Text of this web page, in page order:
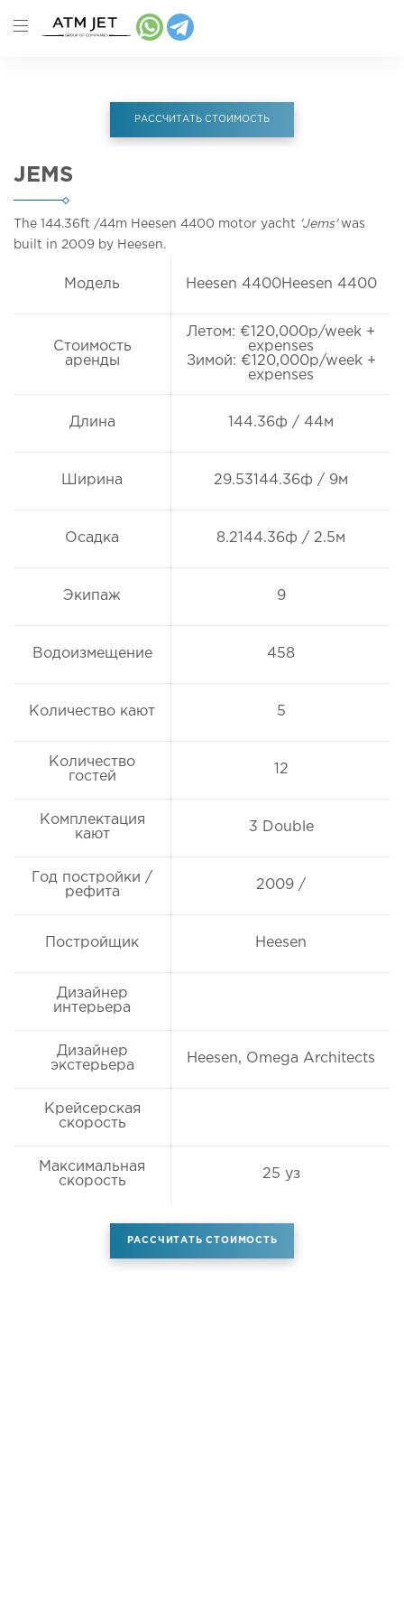
РАССЧИТАТЬ СТОИМОСТЬ
JEMS
The 144.36ft /44m Heesen 4400 motor yacht 'Jems'was
built in 2009 by Heesen.
Модель Heesen 4400Heesen 4400
Стоимость
аренды
Летом: €120,000p/week +
expenses
Зимой: €120,000p/week +
expenses
Длина 144.36ф / 44м
Ширина 29.53144.36ф / 9м
Осадка 8.2144.36ф / 2.5м
Экипаж 9
Водоизмещение 458
Количество кают 5
Количество
гостей
12
Комплектация
кают
3 Double
Год постройки /
рефита
2009 /
Постройщик Heesen
Дизайнер
интерьера
Дизайнер
экстерьера
Heesen, Omega Architects
Крейсерская
скорость
Максимальная
скорость
25 уз
РАССЧИТАТЬ СТОИМОСТЬ